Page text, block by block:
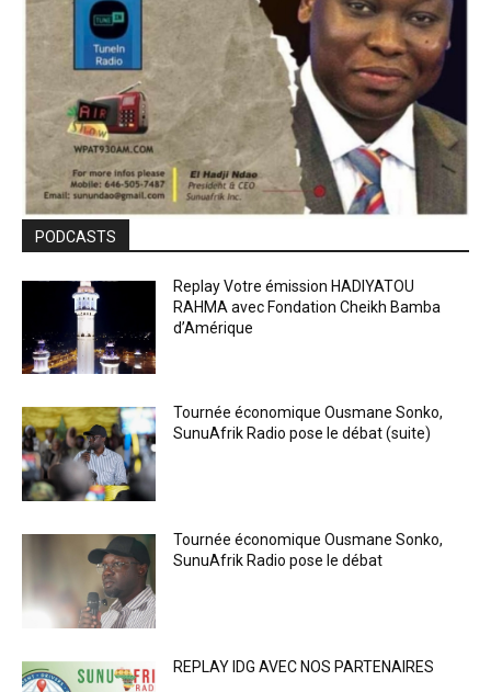
PODCASTS
Replay Votre émission HADIYATOU
RAHMA avec Fondation Cheikh Bamba
d’Amérique
Tournée économique Ousmane Sonko,
SunuAfrik Radio pose le débat (suite)
Tournée économique Ousmane Sonko,
SunuAfrik Radio pose le débat
REPLAY IDG AVEC NOS PARTENAIRES